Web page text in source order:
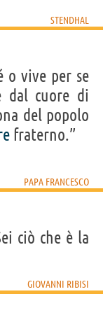
STENDHAL
o vive per se
dal cuore di
del popolo
fraterno.”
PAPA FRANCESCO
ciò che è la
GIOVANNI RIBISI